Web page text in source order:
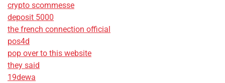
crypto scommesse
deposit 5000
the french connection official
pos4d
pop over to this website
they said
19dewa